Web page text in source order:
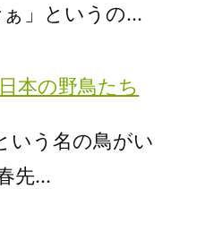
ぁ」というの…
本の野鳥たち
いう名の鳥がい
先…